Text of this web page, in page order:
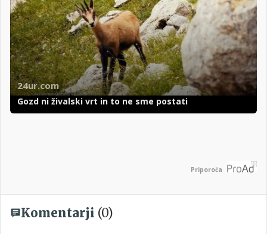
24ur.com
Gozd ni živalski vrt in to ne sme postati
Priporoča
Komentarji (0)